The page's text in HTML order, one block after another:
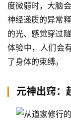
度微弱时，大脑
神经递质的异常
的光、感觉穿过
体验中，人们会
了身体的束缚。
元神出窍：